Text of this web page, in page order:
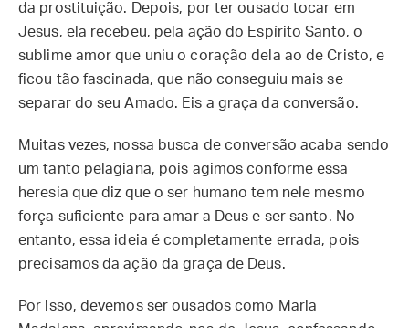
da prostituição. Depois, por ter ousado tocar em
Jesus, ela recebeu, pela ação do Espírito Santo, o
sublime amor que uniu o coração dela ao de Cristo, e
ficou tão fascinada, que não conseguiu mais se
separar do seu Amado. Eis a graça da conversão.
Muitas vezes, nossa busca de conversão acaba sendo
um tanto pelagiana, pois agimos conforme essa
heresia que diz que o ser humano tem nele mesmo
força suficiente para amar a Deus e ser santo. No
entanto, essa ideia é completamente errada, pois
precisamos da ação da graça de Deus.
Por isso, devemos ser ousados como Maria